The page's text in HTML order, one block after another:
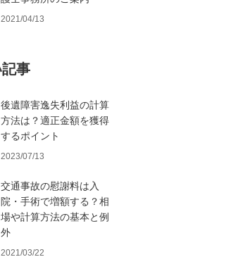
2021/04/13
事
後遺障害逸失利益の計算
方法は？適正金額を獲得
するポイント
2023/07/13
交通事故の慰謝料は入
院・手術で増額する？相
場や計算方法の基本と例
外
2021/03/22